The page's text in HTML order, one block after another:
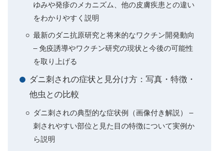
ゆみや発疹のメカニズム、他の皮膚疾患との違い
をわかりやすく説明
最新のダニ抗原研究と将来的なワクチン開発動向
– 免疫誘導やワクチン研究の現状と今後の可能性
を取り上げる
ダニ刺されの症状と見分け方：写真・特徴・
他虫との比較
ダニ刺されの典型的な症状例（画像付き解説） –
刺されやすい部位と見た目の特徴について実例か
ら説明